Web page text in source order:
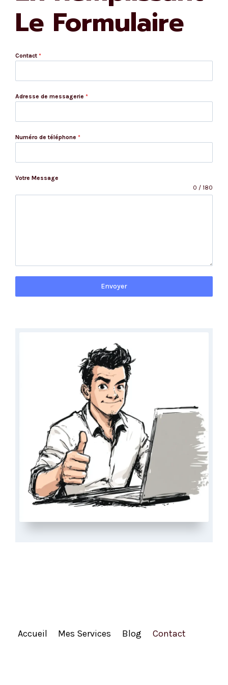
Le Formulaire
Contact *
Adresse de messagerie *
Numéro de téléphone *
Votre Message
0 / 180
Envoyer
Accueil Mes Services Blog Contact